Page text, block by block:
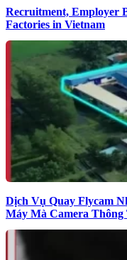
Recruitment, Employer
Factories in Vietnam
Dịch Vụ Quay Flycam
Máy Mà Camera